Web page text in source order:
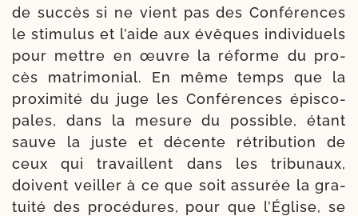
de suc­cès si ne vient pas des Conférences
le sti­mu­lus et l’aide aux évêques indi­vi­duels
pour mettre en œuvre la réforme du pro­
cès matri­mo­nial. En même temps que la
proxi­mi­té du juge les Conférences épis­co­
pales, dans la mesure du pos­sible, étant
sauve la juste et décente rétri­bu­tion de
ceux qui tra­vaillent dans les tri­bu­naux,
doivent veiller à ce que soit assu­rée la gra­
tui­té des pro­cé­dures, pour que l’Église, se